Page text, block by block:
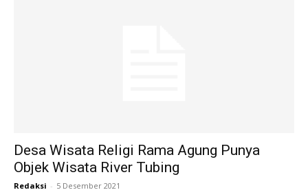
Desa Wisata Religi Rama Agung Punya
Objek Wisata River Tubing
Redaksi - 5 Desember 2021